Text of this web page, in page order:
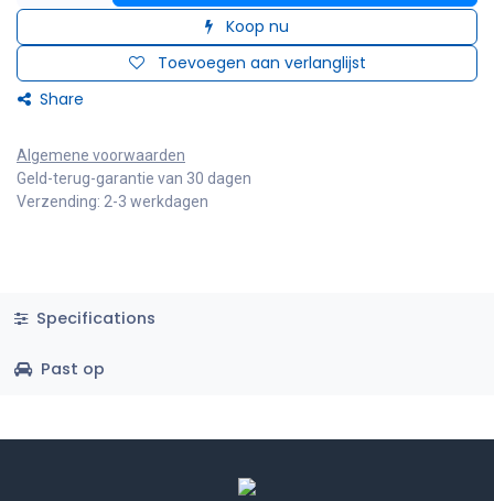
Koop nu
Toevoegen aan verlanglijst
Share
Algemene voorwaarden
Geld-terug-garantie van 30 dagen
Verzending: 2-3 werkdagen
Specifications
Past op